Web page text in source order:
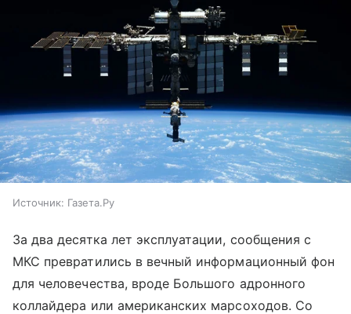
Источник: Газета.Ру
За два десятка лет эксплуатации, сообщения с
МКС превратились в вечный информационный фон
для человечества, вроде Большого адронного
коллайдера или американских марсоходов. Со